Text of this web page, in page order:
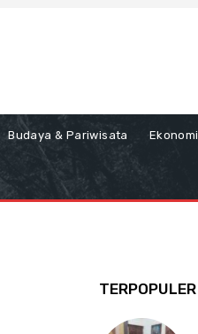
Budaya & Pariwisata
TERPOPULER